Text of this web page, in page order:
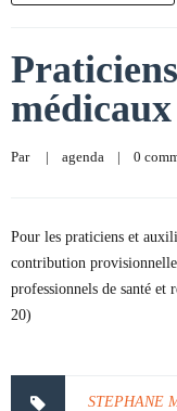
Par | agenda | 0
Pour les praticiens et
contribution
professionnels de santé
20)
STEPHANE